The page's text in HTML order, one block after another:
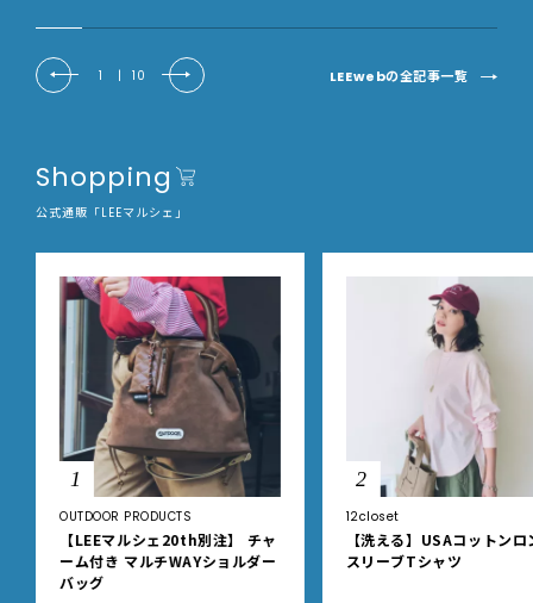
1 | 10 LEEwebの全記事一覧
Shopping
公式通販「LEEマルシェ」
1
OUTDOOR PRODUCTS
【LEEマルシェ20th別注】 チャ
ーム付き マルチWAYショルダー
バッグ
2
12closet
【洗える】USAコットンロ
スリーブTシャツ